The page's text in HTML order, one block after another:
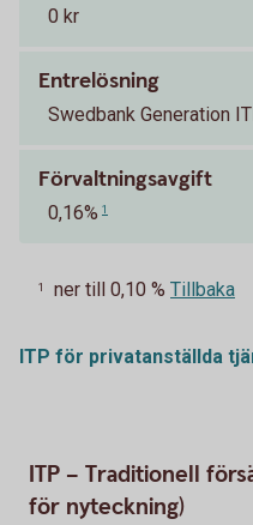
0 kr
Entrelösning
Swedbank Generation
Förvaltningsavgift
0,16% 1
1 ner till 0,10 % Tillbaka
ITP för privatanställda
ITP – Traditionell
för nyteckning)